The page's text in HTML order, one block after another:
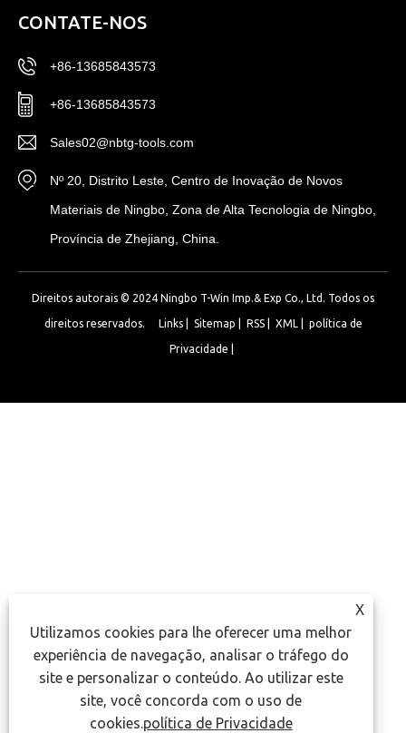
CONTATE-NOS
+86-13685843573
+86-13685843573
Sales02@nbtg-tools.com
Nº 20, Distrito Leste, Centro de Inovação de Novos
Materiais de Ningbo, Zona de Alta Tecnologia de Ningbo,
Província de Zhejiang, China.
Direitos autorais © 2024 Ningbo T-Win Imp.& Exp Co., Ltd. Todos os
direitos reservados. Links| Sitemap RSS| XML política de
Privacidade
X
Utilizamos cookies para lhe oferecer uma melhor
experiência de navegação, analisar o tráfego do
site e personalizar o conteúdo. Ao utilizar este
site, você concorda com o uso de
cookies.política de Privacidade